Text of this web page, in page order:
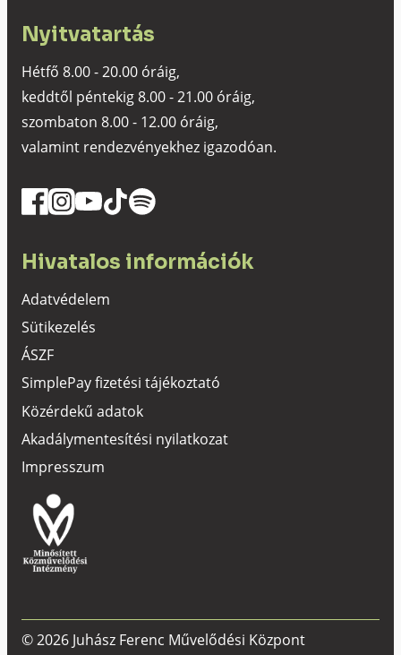
Nyitvatartás
Hétfő 8.00 - 20.00 óráig,
keddtől péntekig 8.00 - 21.00 óráig,
szombaton 8.00 - 12.00 óráig,
valamint rendezvényekhez igazodóan.
Hivatalos információk
Adatvédelem
Sütikezelés
ÁSZF
SimplePay fizetési tájékoztató
Közérdekű adatok
Akadálymentesítési nyilatkozat
Impresszum
© 2026 Juhász Ferenc Művelődési Központ